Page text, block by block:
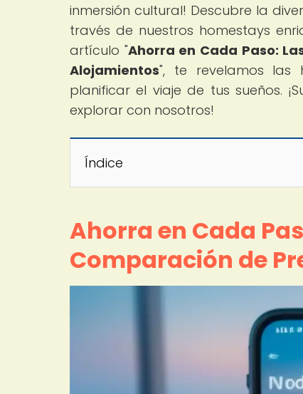
inmersión cultural! Descubre la
través de nuestros homestays
artículo "Ahorra en Cada Paso:
Alojamientos", te revelamos las
planificar el viaje de tus sueños.
explorar con nosotros!
Índice
Ahorra en Cada
Comparación de